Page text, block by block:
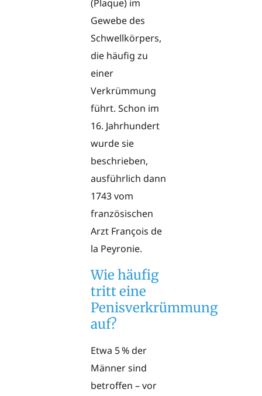
(Plaque) im
Gewebe des
Schwellkörpers,
die häufig zu
einer
Verkrümmung
führt. Schon im
16. Jahrhundert
wurde sie
beschrieben,
ausführlich dann
1743 vom
französischen
Arzt François de
la Peyronie.
Wie häufig
tritt eine
Penisverkrümmung
auf?
Etwa 5 % der
Männer sind
betroffen – vor